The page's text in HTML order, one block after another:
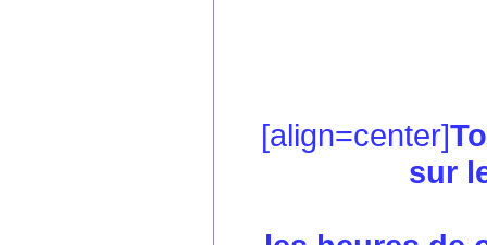
[align=center]
sur